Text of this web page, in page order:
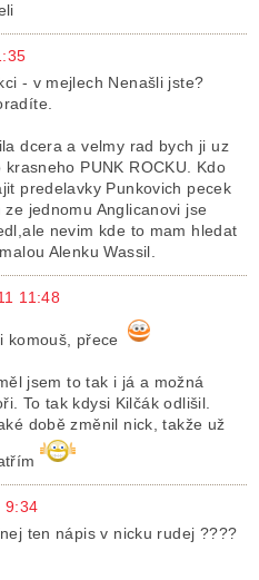
- v mejlech Nenašli jste?
dcera a velmy rad bych ji uz
PUNK ROCKU. Kdo
predelavky Punkovich pecek
ze jednomu Anglicanovi jse
nevim kde to mam hledat
Alenku Wassil.
11:48
komouš, přece
jsem to tak i já a možná
To tak kdysi Kilčák odlišil.
době změnil nick, takže už
9:34
ten nápis v nicku rudej ????